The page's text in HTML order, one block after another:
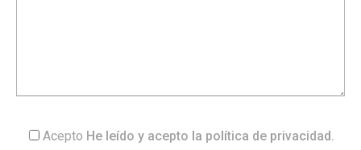
Acepto He leído y acepto la política de privacidad.